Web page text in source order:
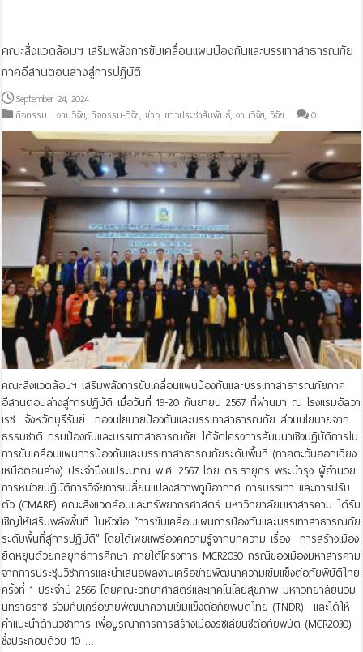
คณะสิ่งแวดล้อมฯ เสริมพลังการขับเคลื่อนแผนป้องกันและบรรเทาสาธารณภัย
ภาคอีสานตอนล่างสู่การปฏิบัติ
September 24, 2024
กิจกรรม : งานวิจัย,กิจกรรม-วิจัย,ข่าว,ข่าวประชาสัมพันธ์,งานวิจัย, วิจัย 0
คณะสิ่งแวดล้อมฯ เสริมพลังการขับเคลื่อนแผนป้องกันและบรรเทาสาธารณภัยภาค
อีสานตอนล่างสู่การปฏิบัติ เมื่อวันที่ 19-20 กันยายน 2567 ที่ผ่านมา ณ โรงแรมอัลวา
เรซ จังหวัดบุรีรัมย์ กองนโยบายป้องกันและบรรเทาสาธารณภัย ส่วนนโยบายจาก
ธรรมชาติ กรมป้องกันและบรรเทาสาธารณภัย ได้จัดโครงการสัมมนาเชิงปฏิบัติการใน
การขับเคลื่อนแผนการป้องกันและบรรเทาสาธารณภัยระดับพื้นที่ (ภาคตะวันออกเฉียง
เหนือตอนล่าง) ประจำปีงบประมาณ พ.ศ. 2567 โดย ดร.ธายุกร พระบำรุง ผู้อำนวย
การหน่วยปฏิบัติการวิจัยการเปลี่ยนแปลงสภาพภูมิอากาศ การบรรเทา และการปรับ
ตัว (CMARE) คณะสิ่งแวดล้อมและทรัพยากรศาสตร์ มหาวิทยาลัยมหาสารคาม ได้รับ
เชิญให้เสริมพลังพื้นที่ ในหัวข้อ “การขับเคลื่อนแผนการป้องกันและบรรเทาสาธารณภัย
ระดับพื้นที่สู่การปฏิบัติ” โดยได้เผยแพร่องค์ความรู้จากบทความ เรื่อง การสร้างเมือง
ยืดหยุ่นด้วยกลยุทธ์การศึกษา ภายใต้โครงการ MCR2030 กรณีของเมืองมหาสารคาม
จากการประชุมวิชาการและนำเสนอผลงานเครือข่ายพัฒนาความเข้มแข็งต่อภัยพิบัติไทย
ครั้งที่ 1 ประจำปี 2566 โดยคณะวิทยาศาสตร์และเทคโนโลยีสุขภาพ มหาวิทยาลัยนวมิ
นทราธิราช ร่วมกับเครือข่ายพัฒนาความเข้มแข็งต่อภัยพิบัติไทย (TNDR) และได้ให้
คำแนะนำด้านวิชาการ เพื่อบูรณาการการสร้างเมืองรีซิเลียนซ์ต่อภัยพิบัติ (MCR2030)
ซึ่งประกอบด้วย 10 …